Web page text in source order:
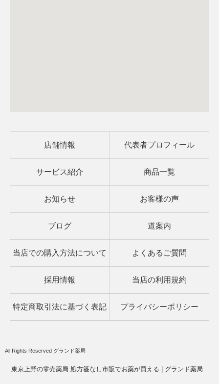
店舗情報 代表者プロフィール
サービス紹介 商品一覧
お知らせ お客様の声
ブログ 道案内
当店での購入方法について よくあるご質問
採用情報 当店の利用規約
特定商取引法に基づく表記 プライバシーポリシー
All Rights Reserved グランド薬局
東京上野の零売薬局 処方箋なし市販でお薬が買える | グランド薬局